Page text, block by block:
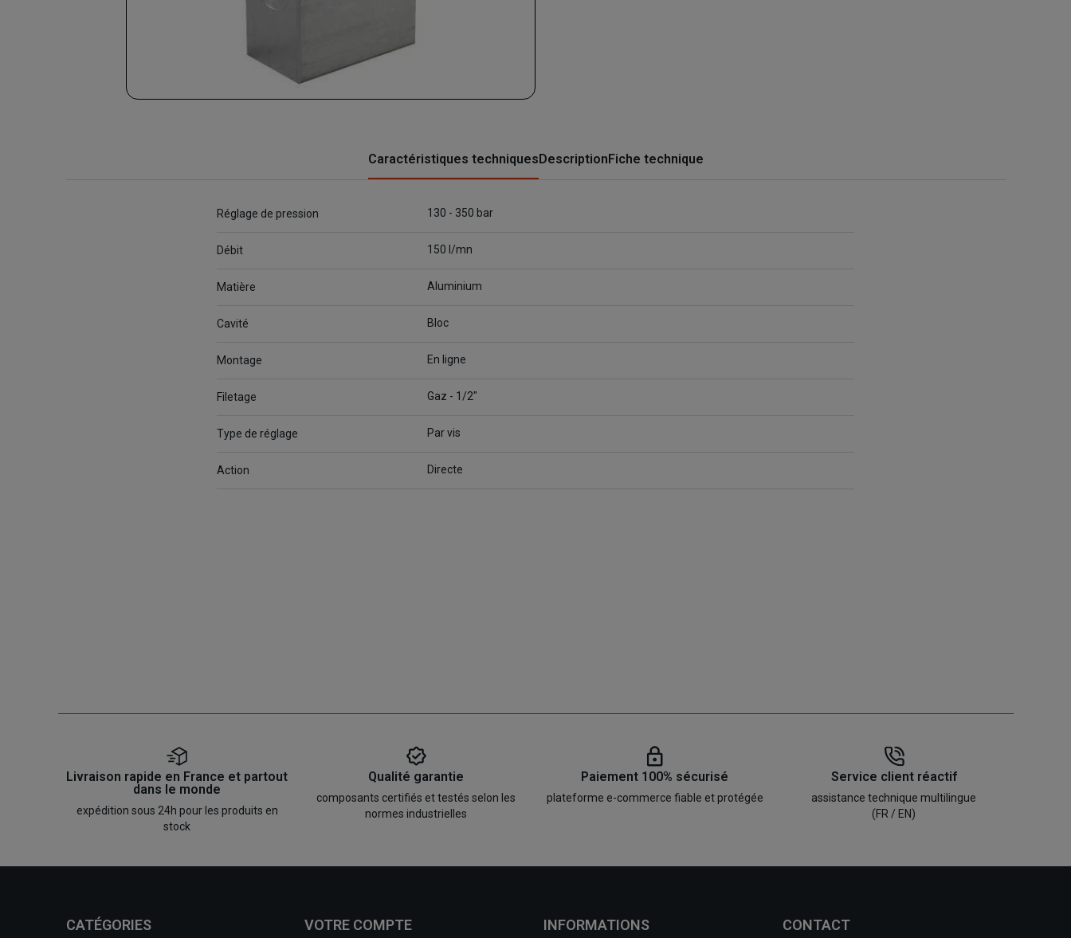
Caractéristiques techniquesDescriptionFiche technique
Réglage de pression 130 - 350 bar
Débit 150 l/mn
Matière Aluminium
Cavité Bloc
Montage En ligne
Filetage Gaz - 1/2"
Type de réglage Par vis
Action Directe
Livraison rapide en France et partout
dans le monde
expédition sous 24h pour les produits en
stock
Qualité garantie
composants certifiés et testés selon les
normes industrielles
Paiement 100% sécurisé
plateforme e-commerce fiable et protégée
Service client réactif
assistance technique multilingue
(FR / EN)
CATÉGORIES VOTRE COMPTE INFORMATIONS CONTACT